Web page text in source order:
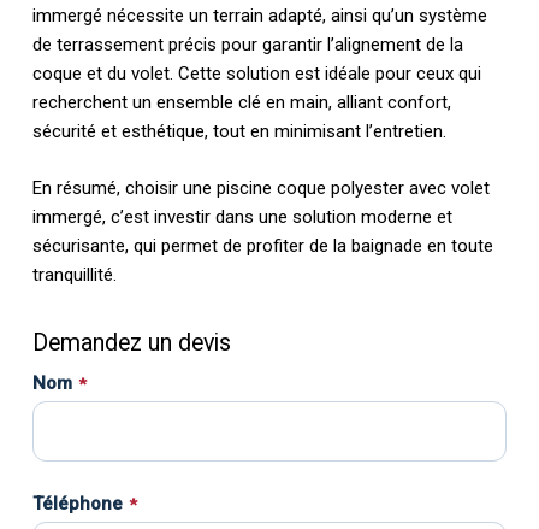
immergé nécessite un terrain adapté, ainsi qu’un système
de terrassement précis pour garantir l’alignement de la
coque et du volet. Cette solution est idéale pour ceux qui
recherchent un ensemble clé en main, alliant confort,
sécurité et esthétique, tout en minimisant l’entretien.
En résumé, choisir une piscine coque polyester avec volet
immergé, c’est investir dans une solution moderne et
sécurisante, qui permet de profiter de la baignade en toute
tranquillité.
Demandez un devis
Nom *
Téléphone *